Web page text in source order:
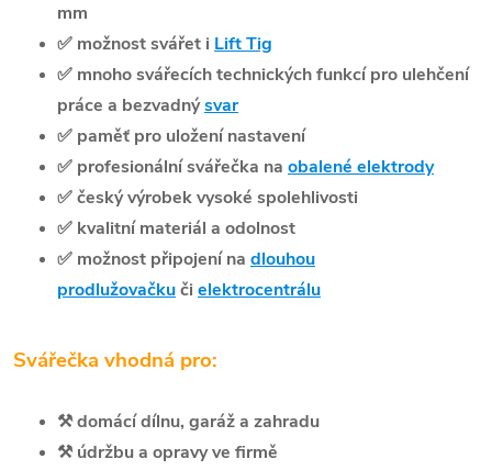
mm
✅ možnost svářet i Lift Tig
✅ mnoho svářecích technických funkcí pro ulehčení
práce a bezvadnýsvar
✅ paměť pro uložení nastavení
✅ profesionální svářečka na obalené elektrody
✅český výrobek vysoké spolehlivosti
✅ kvalitní materiál a odolnost
✅ možnost připojení na dlouhou
prodlužovačkuči elektrocentrálu
Svářečka vhodná pro:
⚒️domácí dílnu, garáž a zahradu
⚒️údržbu a opravy ve firmě